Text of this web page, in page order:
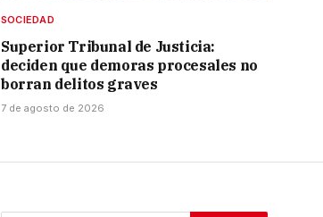
SOCIEDAD
Superior Tribunal de Justicia:
deciden que demoras procesales no
borran delitos graves
7 de agosto de 2026